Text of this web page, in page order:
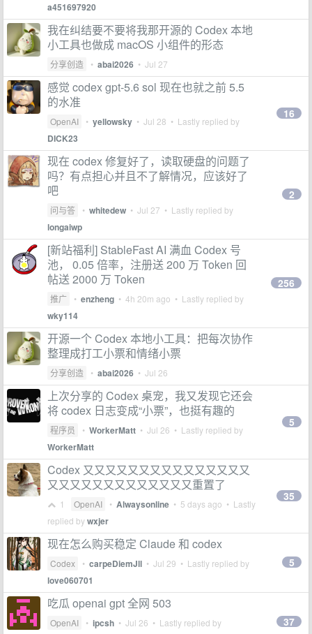
a451697920
我在纠结要不要将我那开源的 Codex 本地
小工具也做成 macOS 小组件的形态
分享创造 • abai2026 • Jul 27
感觉 codex gpt-5.6 sol 现在也就之前 5.5
的水准
OpenAI • yellowsky • Jul 28 • Lastly replied by
DICK23
16
现在 codex 修复好了，读取硬盘的问题了
吗？有点担心并且不了解情况，应该好了
吧
问与答 • whitedew • Jul 27 • Lastly replied by
longaiwp
2
[新站福利] StableFast AI 满血 Codex 号
池， 0.05 倍率，注册送 200 万 Token 回
帖送 2000 万 Token
推广 • enzheng • 4h 20m ago • Lastly replied by
wky114
256
开源一个 Codex 本地小工具：把每次协作
整理成打工小票和情绪小票
分享创造 • abai2026 • Jul 26
上次分享的 Codex 桌宠，我又发现它还会
将 codex 日志变成“小票”，也挺有趣的
程序员 • WorkerMatt • Jul 26 • Lastly replied by
WorkerMatt
5
Codex 又又又又又又又又又又又又又又又
又又又又又又又又又又又又又重置了
1 OpenAI • Alwaysonline • 5 days ago • Lastly
replied bywxjer
35
现在怎么购买稳定 Claude 和 codex
Codex • carpeDiemJll • Jul 29 • Lastly replied by
love060701
5
吃瓜 openai gpt 全网 503
OpenAI • ipcsh • Jul 26 • Lastly replied by 37